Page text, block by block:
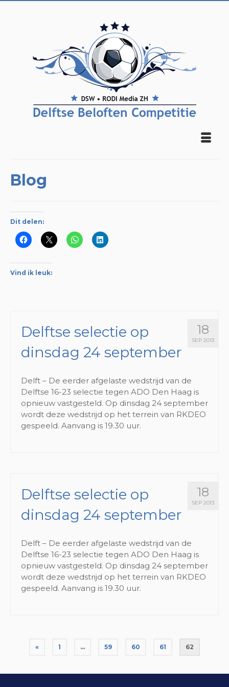
Blog
Dit delen:
Vind ik leuk:
18
SEP 2013
Delftse selectie op
dinsdag 24 september
Delft – De eerder afgelaste wedstrijd van de
Delftse 16-23 selectie tegen ADO Den Haag is
opnieuw vastgesteld. Op dinsdag 24 september
wordt deze wedstrijd op het terrein van RKDEO
gespeeld. Aanvang is 19.30 uur.
18
SEP 2013
Delftse selectie op
dinsdag 24 september
Delft – De eerder afgelaste wedstrijd van de
Delftse 16-23 selectie tegen ADO Den Haag is
opnieuw vastgesteld. Op dinsdag 24 september
wordt deze wedstrijd op het terrein van RKDEO
gespeeld. Aanvang is 19.30 uur.
« 1 … 59 60 61 62